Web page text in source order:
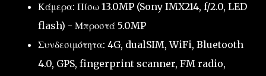
Κάμερα: Πίσω 13.0MP (Sony IMX214, f/2.0, LED
flash) - Μπροστά 5.0MP
Συνδεσιμότητα: 4G, dualSIM, WiFi, Bluetooth
4.0, GPS, fingerprint scanner, FM radio,